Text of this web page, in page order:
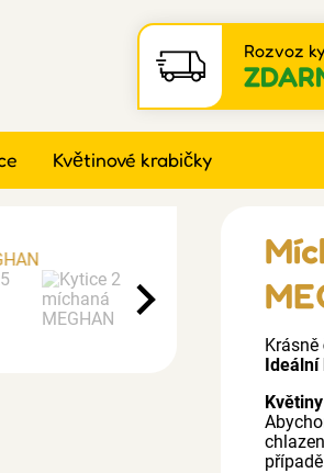
Rozvoz
Květinové krabičky
Krásně
Ideální